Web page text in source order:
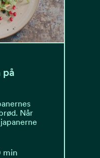
på
Når
min